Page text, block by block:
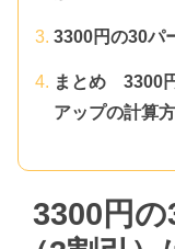
3300円の30パ
まとめ 3300
アップの計算
3300円